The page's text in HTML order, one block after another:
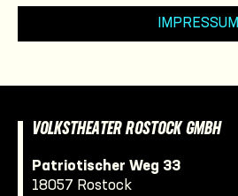
IMPRESSUM
VOLKSTHEATER ROSTOCK GMBH
Patriotischer Weg 33
18057 Rostock